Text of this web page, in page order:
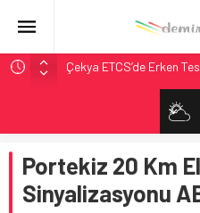
Çekya ETCS’de Erken
České dráhy 101
Brescia 426 Milyon
Northern Railway
Puja
Portekiz 20 Km
Sinyalizasyonu